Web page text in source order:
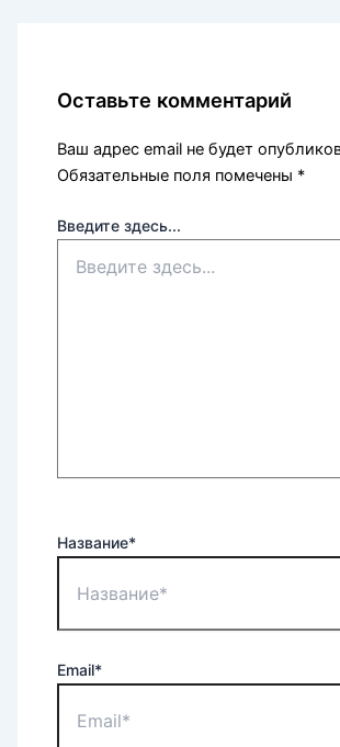
Оставьте комментарий
Ваш адрес email не будет
Обязательные поля помечены *
Введите здесь...
Название*
Email*